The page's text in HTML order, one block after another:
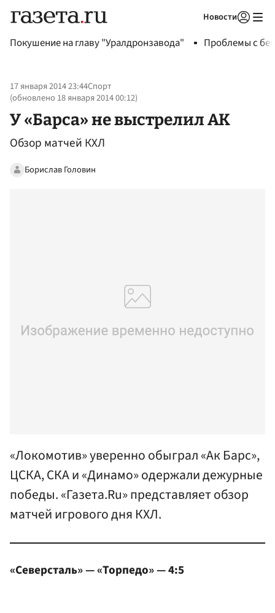
Новости
Покушение на главу "Уралдронзавода" Проблемы с
17 января 2014 23:44Спорт
(обновлено 18 января 2014 00:12)
У «Барса» не выстрелил АК
Обзор матчей КХЛ
Борислав Головин
«Локомотив» уверенно обыграл «Ак Барс»,
ЦСКА, СКА и «Динамо» одержали дежурные
победы. «Газета.Ru» представляет обзор
матчей игрового дня КХЛ.
«Северсталь» — «Торпедо» — 4:5